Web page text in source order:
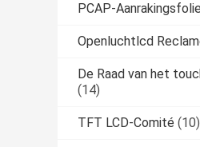
PCAP-Aanrakingsfolie
Openluchtlcd
De Raad van het
(14)
TFT LCD-Comité (10)